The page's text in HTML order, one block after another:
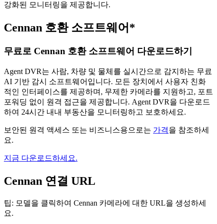
강화된 모니터링을 제공합니다.
Cennan 호환 소프트웨어*
무료로 Cennan 호환 소프트웨어 다운로드하기
Agent DVR는 사람, 차량 및 물체를 실시간으로 감지하는 무료
AI 기반 감시 소프트웨어입니다. 모든 장치에서 사용자 친화
적인 인터페이스를 제공하며, 무제한 카메라를 지원하고, 포트
포워딩 없이 원격 접근을 제공합니다. Agent DVR을 다운로드
하여 24시간 내내 부동산을 모니터링하고 보호하세요.
보안된 원격 액세스 또는 비즈니스용으로는 가격을 참조하세
요.
지금 다운로드하세요.
Cennan 연결 URL
팁: 모델을 클릭하여 Cennan 카메라에 대한 URL을 생성하세
요.